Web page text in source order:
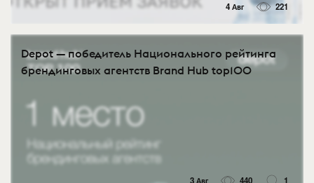
4 Авг 221
Depot — победитель Национального рейтинга
брендинговых агентств Brand Hub top100